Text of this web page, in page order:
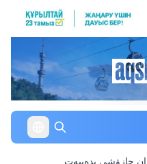
مۇسىلмان جازۋشى بدەبيەت